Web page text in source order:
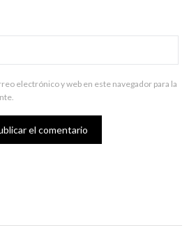
electrónico y web en este navegador para la